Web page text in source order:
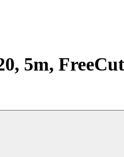
5m,